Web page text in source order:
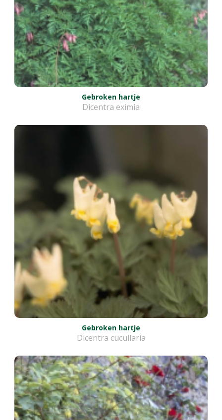
Gebroken hartje
Dicentra eximia
Gebroken hartje
Dicentra cucullaria